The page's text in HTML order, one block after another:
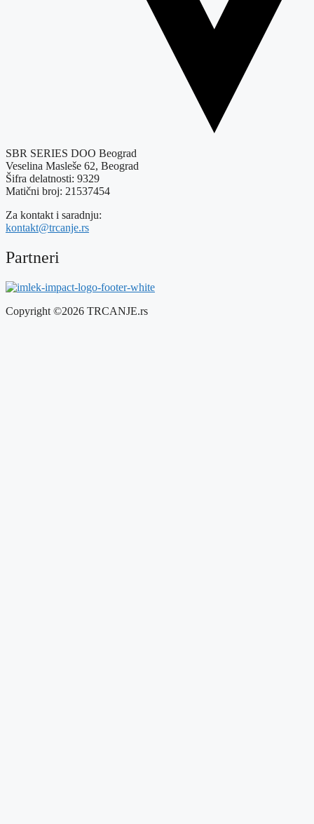
SBR SERIES DOO Beograd
Veselina Masleše 62, Beograd
Šifra delatnosti: 9329
Matični broj: 21537454
Za kontakt i saradnju:
kontakt@trcanje.rs
Partneri
Copyright ©2026 TRCANJE.rs